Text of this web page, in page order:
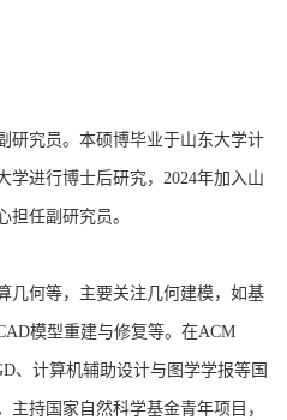
研究员。本硕博毕业于山东大学计
学进行博士后研究，2024年加入山
担任副研究员。
几何等，主要关注几何建模，如基
模型重建与修复等。 在ACM
、计算机辅助设计与图学学报等国
持国家自然科学基金青年项目，